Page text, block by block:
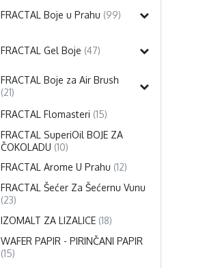
FRACTAL Boje u Prahu (99)
FRACTAL Gel Boje (47)
FRACTAL Boje za Air Brush
(21)
FRACTAL Flomasteri (15)
FRACTAL SuperiOil BOJE ZA
ČOKOLADU (10)
FRACTAL Arome U Prahu (12)
FRACTAL Šećer Za Šećernu Vunu
(23)
IZOMALT ZA LIZALICE (18)
WAFER PAPIR - PIRINČANI PAPIR
(15)